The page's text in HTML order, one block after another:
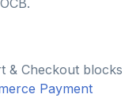
& Checkout blocks
Payment